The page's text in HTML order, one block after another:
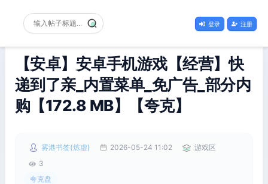
登录 注册
【安卓】安卓手机游戏【经营】快
递到了亲_内置菜单_免广告_部分内
购【172.8 MB】【夸克】
雾港书签(炼虚) 2026-05-24 11:02
游戏区
3
夸克盘